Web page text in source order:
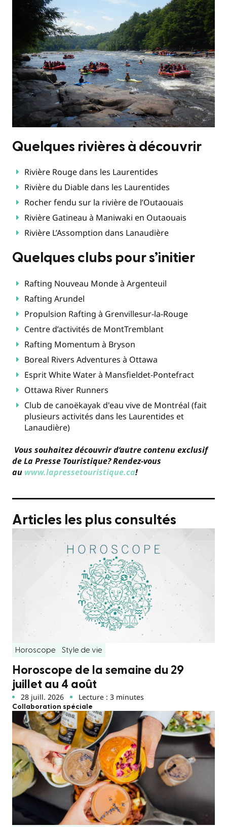
Quelques rivières à découvrir
Rivière Rouge dans les Laurentides
Rivière du Diable dans les Laurentides
Rocher fendu sur la rivière de l’Outaouais
Rivière Gatineau à Maniwaki en Outaouais
Rivière L’Assomption dans Lanaudière
Quelques clubs pour s’initier
Rafting Nouveau Monde à Argenteuil
Rafting Arundel
Propulsion Rafting à Grenvillesur-la-Rouge
Centre d’activités de MontTremblant
Rafting Momentum à Bryson
Boreal Rivers Adventures à Ottawa
Esprit White Water à Mansfieldet-Pontefract
Ottawa River Runners
Club de canoëkayak d'eau vive de Montréal (fait
plusieurs activités dans les Laurentides et
Lanaudière)
Vous souhaitez découvrir d’autre contenu exclusif
de La Presse Touristique? Rendez-vous
au www.lapressetouristique.ca!
Articles les plus consultés
Horoscope Style de vie
Horoscope de la semaine du 29
juillet au 4 août
28 juill. 2026 Lecture : 3 minutes
Collaboration spéciale